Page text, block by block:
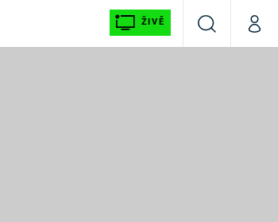
ŽIVĚ
VyhledáváníMůj